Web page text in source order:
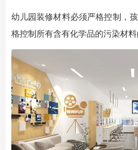
幼儿园装修材料必须严格控制，
格控制所有含有化学品的污染材料